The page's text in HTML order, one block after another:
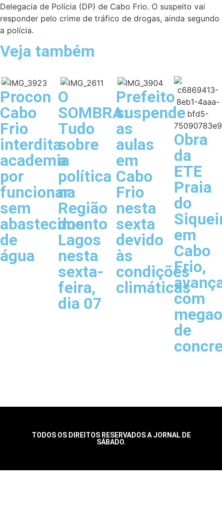
Delegacia de Polícia (DP) de Cabo Frio. O suspeito vai
responder pelo crime de tráfico de drogas, ainda segundo
a polícia.
Veja também
Procon
Cabo
Frio
interdita
academia
por
funcionar
sem
abastecimento
de
água
O
SOMBRA:
Tudo
sobre
a
política
na
Região
dos
Lagos
nesta
sexta-
feira,
dia 07
Prefeito
suspende
as
aulas
em
Cabo
Frio
nesta
sexta
devido
às
condições
climáticas
Obra
da
ETE
Praia
do
em
Cabo
Frio,
com
de
TODOS OS DIREITOS RESERVADOS A JORNAL DE
SÁBADO.